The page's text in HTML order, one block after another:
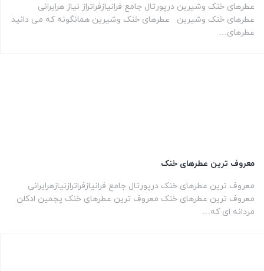
عطرهای خنک وشیرین درپورتال جامع فرانیازفراتراز نیاز هرایرانی
عطرهای خنک وشیرین عطرهای خنک وشیرین همانگونه که می دانید
عطرهای…
معروف ترین عطرهای خنک
معروف ترین عطرهای خنک درپورتال جامع فرانیازفراترازنیازهرایرانی
معروف ترین عطرهای خنک معروف ترین عطرهای خنک پجمین ادکلن
مردانه ای که…